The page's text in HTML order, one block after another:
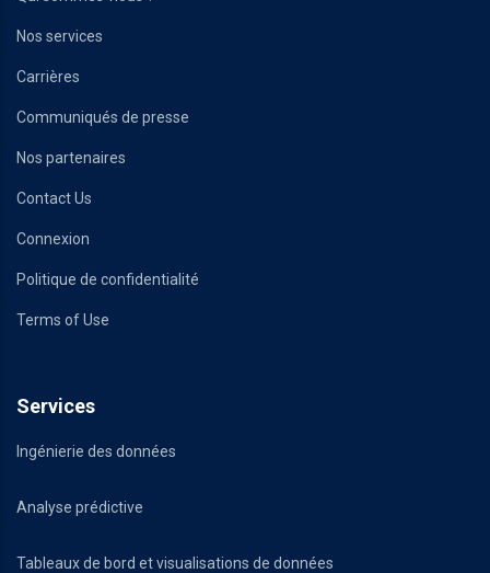
Nos services
Carrières
Communiqués de presse
Nos partenaires
Contact Us
Connexion
Politique de confidentialité
Terms of Use
Services
Ingénierie des données
Analyse prédictive
Tableaux de bord et visualisations de données